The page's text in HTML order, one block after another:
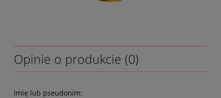
Opinie o produkcie (0)
Imię lub pseudonim: